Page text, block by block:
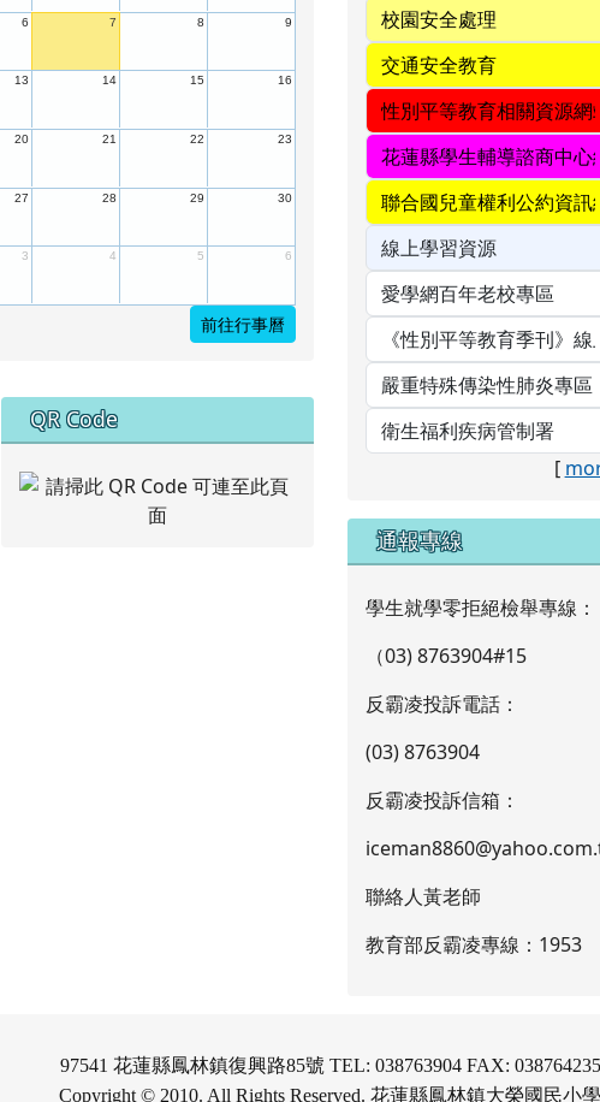
6 7 8 9
13 14 15 16
20 21 22 23
27 28 29 30
3 4 5 6
前往行事曆
下中右區域內容
QR Code
[
通報專線
學生就學零拒絕檢舉專線：
（03) 8763904#15
反霸凌投訴電話：
(03) 8763904
反霸凌投訴信箱：
聯絡人黃老師
教育部反霸凌專線：1953
97541 花蓮縣鳳林鎮復興路85號 TEL: 038763904 FAX: 038764235
Copyright © 2010. All Rights Reserved. 花蓮縣鳳林鎮大榮國民小學